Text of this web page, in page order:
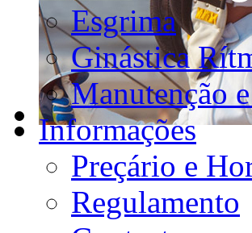
Esgrima
Ginástica
Manutenção
Informações
Preçário e
Regulamento